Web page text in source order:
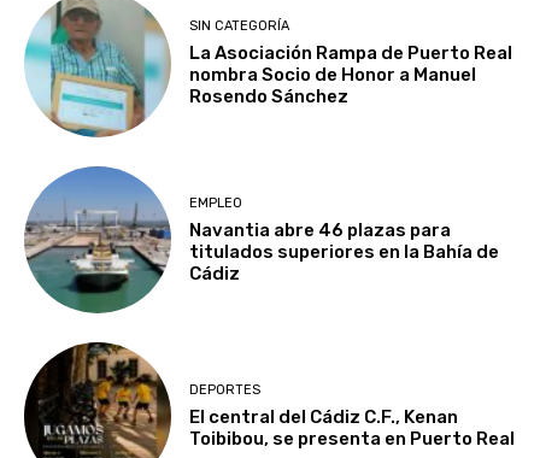
SIN CATEGORÍA
La Asociación Rampa de Puerto Real
nombra Socio de Honor a Manuel
Rosendo Sánchez
EMPLEO
Navantia abre 46 plazas para
titulados superiores en la Bahía de
Cádiz
DEPORTES
El central del Cádiz C.F., Kenan
Toibibou, se presenta en Puerto Real